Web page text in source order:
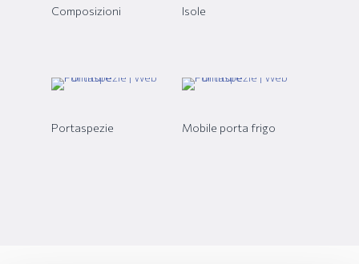
Composizioni Isole
Portaspezie Mobile porta frigo